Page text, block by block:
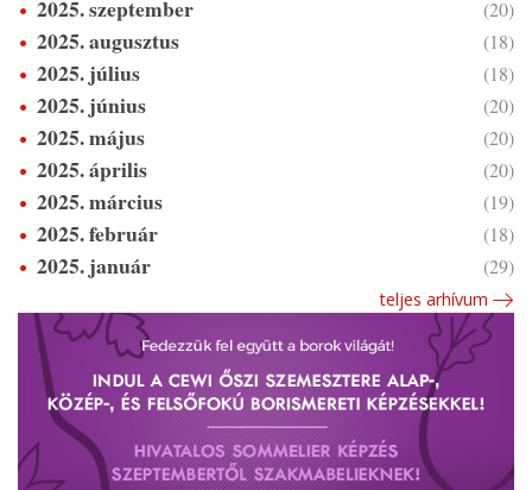
2025. szeptember (20)
2025. augusztus (18)
2025. július (18)
2025. június (20)
2025. május (20)
2025. április (20)
2025. március (19)
2025. február (18)
2025. január (29)
teljes arhívum